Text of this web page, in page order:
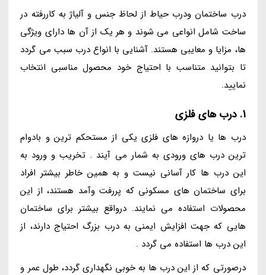
درب ساختمان ودرب حیاط از لحاظ جنس و آلیاژ به کاررفته در
ساخت شامل انواعی می شوند و هر یک از آن ها دارای ویژگی
ها، مزایا و معایبی هستند. آشنایی با انواع درب سبب می گردد
تا بتوانید متناسب با احتیاج خود محصول مناسبی انتخاب
نمایید.
1. درب های فلزی
درب ها یا دروازه های فلزی یکی از مستحکم ترین و بادوام
ترین درب های ورودی به شمار می آیند . تخریب و ورود به
این درب ها کار آسانی نیست و به همین خاطر بیشتر افراد
برای ساختمان های مسکونی که پررفت وآمد هستند، از این
محصولات استفاده می نمایند. درواقع بیشتر برای ساختمان
هایی که جهت افزایش ایمنی به درب بزرگ احتیاج دارند، از
این درب ها استفاده می گردد .
درصورتی که از این درب ها به خوبی نگهداری گردد، طول عمر و